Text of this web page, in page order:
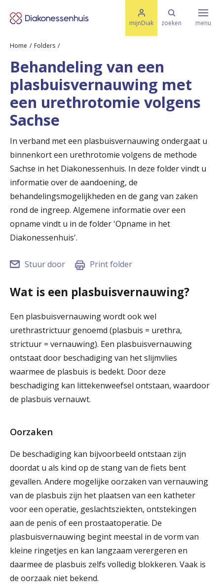
mijnDiak zoeken
M
e
menu
Ziektes & Aandoeningen
Spoed
Translate
Werken & Leren bij
Home Folders
Behandeling van een
plasbuisvernauwing met
een urethrotomie volgens
Sachse
In verband met een plasbuisvernauwing ondergaat u
binnenkort een urethrotomie volgens de methode
Sachse in het Diakonessenhuis. In deze folder vindt u
informatie over de aandoening, de
behandelingsmogelijkheden en de gang van zaken
rond de ingreep. Algemene informatie over een
opname vindt u in de folder 'Opname in het
Diakonessenhuis'.
Stuur door Print folder
Wat is een plasbuisvernauwing?
Een plasbuisvernauwing wordt ook wel
urethrastrictuur genoemd (plasbuis = urethra,
strictuur = vernauwing). Een plasbuisvernauwing
ontstaat door beschadiging van het slijmvlies
waarmee de plasbuis is bedekt. Door deze
beschadiging kan littekenweefsel ontstaan, waardoor
de plasbuis vernauwt.
Oorzaken
De beschadiging kan bijvoorbeeld ontstaan zijn
doordat u als kind op de stang van de fiets bent
gevallen. Andere mogelijke oorzaken van vernauwing
van de plasbuis zijn het plaatsen van een katheter
voor een operatie, geslachtsziekten, ontstekingen
aan de penis of een prostaatoperatie. De
plasbuisvernauwing begint meestal in de vorm van
kleine ringetjes en kan langzaam verergeren en
daarmee de plasbuis zelfs volledig blokkeren. Vaak is
de oorzaak niet bekend.